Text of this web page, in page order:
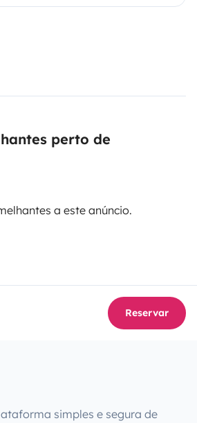
perto de
a este anúncio.
Reservar
simples e segura de